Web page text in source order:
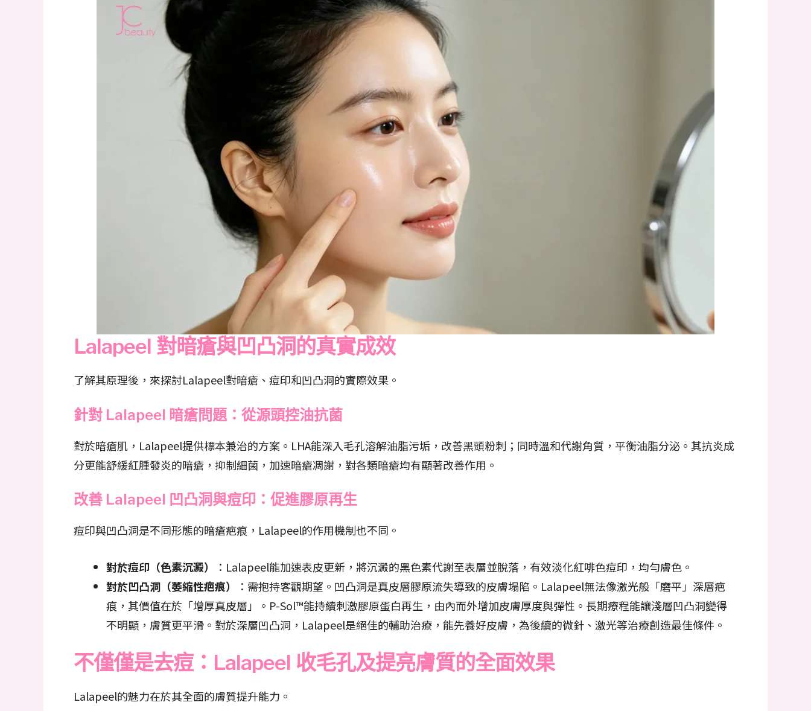
Lalapeel 對暗瘡與凹凸洞的真實成效
了解其原理後，來探討Lalapeel對暗瘡、痘印和凹凸洞的實際效果。
針對 Lalapeel 暗瘡問題：從源頭控油抗菌
對於暗瘡肌，Lalapeel提供標本兼治的方案。LHA能深入毛孔溶解油脂污垢，改善黑頭粉刺；同時溫和代謝角質，平衡油脂分泌。其抗炎成
分更能舒緩紅腫發炎的暗瘡，抑制細菌，加速暗瘡凋謝，對各類暗瘡均有顯著改善作用。
改善 Lalapeel 凹凸洞與痘印：促進膠原再生
痘印與凹凸洞是不同形態的暗瘡疤痕，Lalapeel的作用機制也不同。
對於痘印（色素沉澱）
：Lalapeel能加速表皮更新，將沉澱的黑色素代謝至表層並脫落，有效淡化紅啡色痘印，均勻膚色。
對於凹凸洞（萎縮性疤痕）
：需抱持客觀期望。凹凸洞是真皮層膠原流失導致的皮膚塌陷。Lalapeel無法像激光般「磨平」深層疤
痕，其價值在於「增厚真皮層」。P-Sol™能持續刺激膠原蛋白再生，由內而外增加皮膚厚度與彈性。長期療程能讓淺層凹凸洞變得
不明顯，膚質更平滑。對於深層凹凸洞，Lalapeel是絕佳的輔助治療，能先養好皮膚，為後續的微針、激光等治療創造最佳條件。
不僅僅是去痘：Lalapeel 收毛孔及提亮膚質的全面效果
Lalapeel的魅力在於其全面的膚質提升能力。